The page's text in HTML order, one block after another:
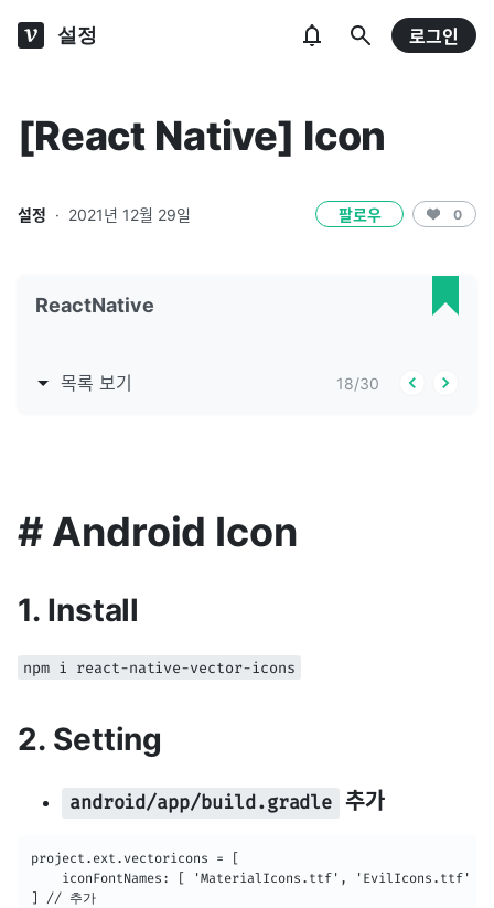
설정 로그인
[React Native] Icon
설정 · 2021년 12월 29일 팔로우 0
ReactNative
목록 보기 18/30
# Android Icon
1. Install
npm i react-native-vector-icons
2. Setting
android/app/build.gradle 추가
project.ext.vectoricons = [
    iconFontNames: [ 'MaterialIcons.ttf', 'EvilIcons.ttf' ]
] // 추가